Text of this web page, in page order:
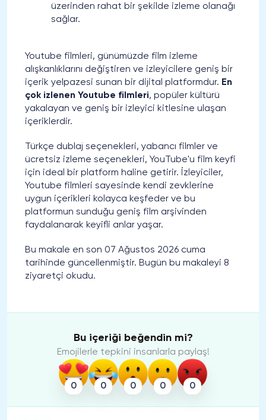
üzerinden rahat bir şekilde izleme olanağı
sağlar.
Youtube filmleri, günümüzde film izleme
alışkanlıklarını değiştiren ve izleyicilere geniş bir
içerik yelpazesi sunan bir dijital platformdur. En
çok izlenen Youtube filmleri, popüler kültürü
yakalayan ve geniş bir izleyici kitlesine ulaşan
içeriklerdir.
Türkçe dublaj seçenekleri, yabancı filmler ve
ücretsiz izleme seçenekleri, YouTube'u film keyfi
için ideal bir platform haline getirir. İzleyiciler,
Youtube filmleri sayesinde kendi zevklerine
uygun içerikleri kolayca keşfeder ve bu
platformun sunduğu geniş film arşivinden
faydalanarak keyifli anlar yaşar.
Bu makale en son 07 Ağustos 2026 cuma
tarihinde güncellenmiştir. Bugün bu makaleyi 8
ziyaretçi okudu.
Bu içeriği beğendin mi?
Emojilerle tepkini insanlarla paylaş!
0 0 0 0 0